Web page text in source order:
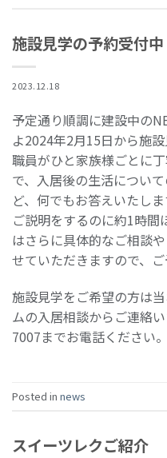
施設見学の予約受付中
2023.12.18
予定通り順調に建設中の
よ2024年2月15日から施
職員がひと家族様ごとに
で、入居後の生活につい
ど、何でもお答えいたし
ご説明をするのに約1時間
はさらに具体的なご相談
せていただきますので、
施設見学をご希望の方は
ムの入居相談からご連絡
7007までお電話ください
Posted in news
スイーツレクご紹介